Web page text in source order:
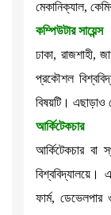
মেকানিক্যাল,
কম্পিউটার সায়েন্স
ঢাকা, রাজশাহী,
প্রকৌশল
বিষয়টি। এছাড়াও
আর্কিটেকচার
আর্কিটেকচার
বিশ্ববিদ্যালয়ে।
ফার্ম, ডেভেলপার